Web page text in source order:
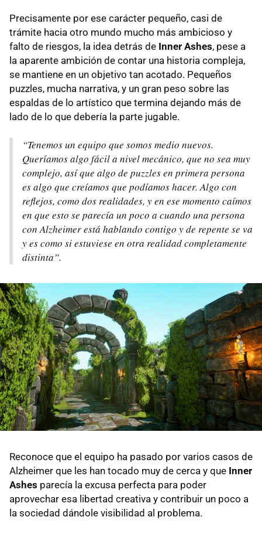
Precisamente por ese carácter pequeño, casi de
trámite hacia otro mundo mucho más ambicioso y
falto de riesgos, la idea detrás de Inner Ashes, pese a
la aparente ambición de contar una historia compleja,
se mantiene en un objetivo tan acotado. Pequeños
puzzles, mucha narrativa, y un gran peso sobre las
espaldas de lo artístico que termina dejando más de
lado de lo que debería la parte jugable.
“Tenemos un equipo que somos medio nuevos.
Queríamos algo fácil a nivel mecánico, que no sea muy
complejo, así que algo de puzzles en primera persona
es algo que creíamos que podíamos hacer. Algo con
reflejos, como dos realidades, y en ese momento caímos
en que esto se parecía un poco a cuando una persona
con Alzheimer está hablando contigo y de repente se va
y es como si estuviese en otra realidad completamente
distinta”.
Reconoce que el equipo ha pasado por varios casos de
Alzheimer que les han tocado muy de cerca y que Inner
Ashes parecía la excusa perfecta para poder
aprovechar esa libertad creativa y contribuir un poco a
la sociedad dándole visibilidad al problema.